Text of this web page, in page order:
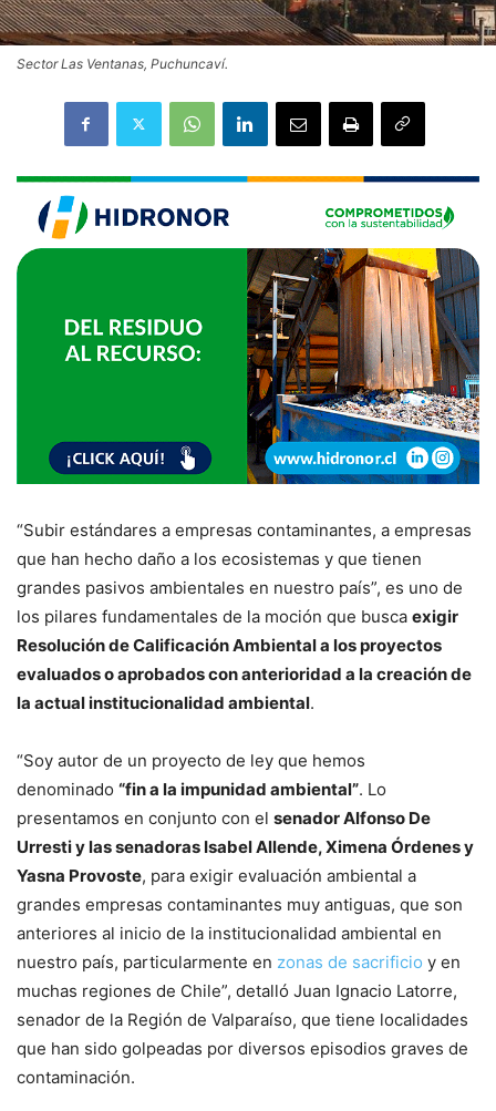
Sector Las Ventanas, Puchuncaví.
“Subir estándares a empresas contaminantes, a empresas
que han hecho daño a los ecosistemas y que tienen
grandes pasivos ambientales en nuestro país”, es uno de
los pilares fundamentales de la moción que busca exigir
Resolución de Calificación Ambiental a los proyectos
evaluados o aprobados con anterioridad a la creación de
la actual institucionalidad ambiental.
“Soy autor de un proyecto de ley que hemos
denominado “fin a la impunidad ambiental”. Lo
presentamos en conjunto con el senador Alfonso De
Urresti y las senadoras Isabel Allende, Ximena Órdenes y
Yasna Provoste, para exigir evaluación ambiental a
grandes empresas contaminantes muy antiguas, que son
anteriores al inicio de la institucionalidad ambiental en
nuestro país, particularmente en zonas de sacrificio y en
muchas regiones de Chile”, detalló Juan Ignacio Latorre,
senador de la Región de Valparaíso, que tiene localidades
que han sido golpeadas por diversos episodios graves de
contaminación.